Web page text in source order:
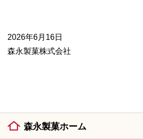
2026年6月16日
森永製菓株式会社
森永製菓ホーム